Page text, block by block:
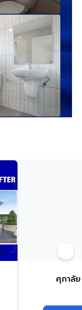
ศุภาลั